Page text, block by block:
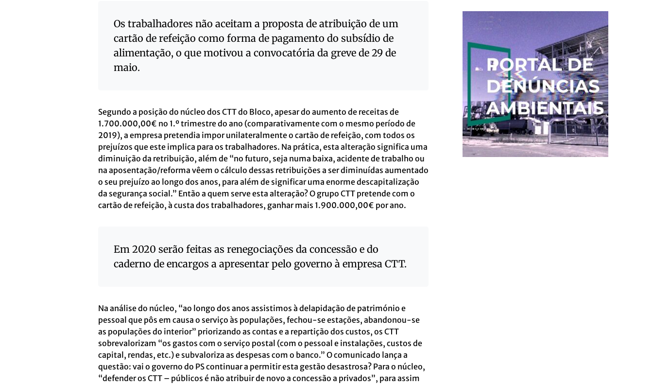
Os trabalhadores não aceitam a proposta de atribuição de um
cartão de refeição como forma de pagamento do subsídio de
alimentação, o que motivou a convocatória da greve de 29 de
maio.
Segundo a posição do núcleo dos CTT do Bloco, apesar do aumento de receitas de
1.700.000,00€ no 1.º trimestre do ano (comparativamente com o mesmo período de
2019), a empresa pretendia impor unilateralmente o cartão de refeição, com todos os
prejuízos que este implica para os trabalhadores. Na prática, esta alteração significa uma
diminuição da retribuição, além de “no futuro, seja numa baixa, acidente de trabalho ou
na aposentação/reforma vêem o cálculo dessas retribuições a ser diminuídas aumentado
o seu prejuízo ao longo dos anos, para além de significar uma enorme descapitalização
da segurança social.” Então a quem serve esta alteração? O grupo CTT pretende com o
cartão de refeição, à custa dos trabalhadores, ganhar mais 1.900.000,00€ por ano.
Em 2020 serão feitas as renegociações da concessão e do
caderno de encargos a apresentar pelo governo à empresa CTT.
Na análise do núcleo, “ao longo dos anos assistimos à delapidação de património e
pessoal que pôs em causa o serviço às populações, fechou-se estações, abandonou-se
as populações do interior” priorizando as contas e a repartição dos custos, os CTT
sobrevalorizam “os gastos com o serviço postal (com o pessoal e instalações, custos de
capital, rendas, etc.) e subvaloriza as despesas com o banco.” O comunicado lança a
questão: vai o governo do PS continuar a permitir esta gestão desastrosa? Para o núcleo,
“defender os CTT – públicos é não atribuir de novo a concessão a privados”, para assim